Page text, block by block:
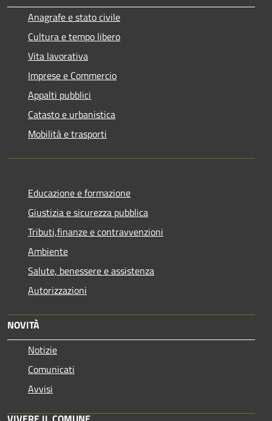
Anagrafe e stato civile
Cultura e tempo libero
Vita lavorativa
Imprese e Commercio
Appalti pubblici
Catasto e urbanistica
Mobilità e trasporti
Educazione e formazione
Giustizia e sicurezza pubblica
Tributi,finanze e contravvenzioni
Ambiente
Salute, benessere e assistenza
Autorizzazioni
NOVITÀ
Notizie
Comunicati
Avvisi